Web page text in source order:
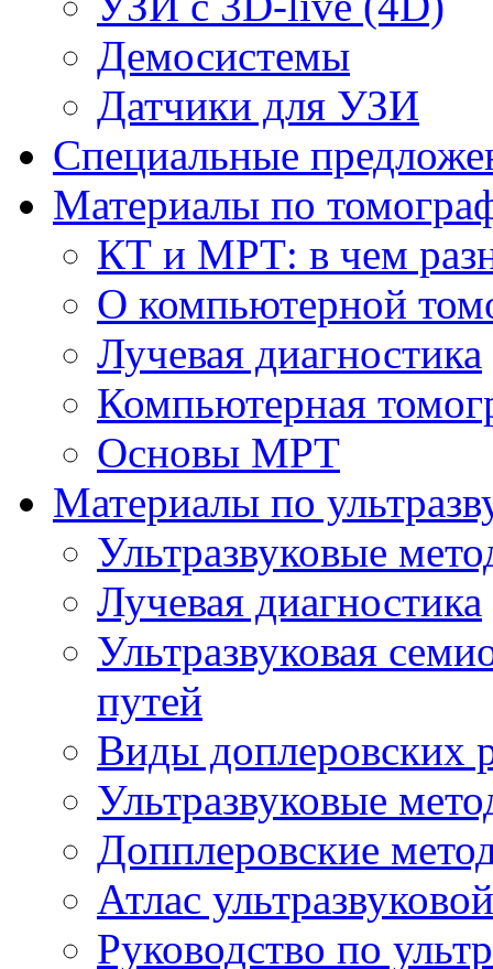
Демосистемы
Датчики для УЗИ
Cпециальные
Материалы по
КТ и МРТ: в чем
О компьютерной
Лучевая диагностика
Компьютерная
Основы МРТ
Материалы по
Ультразвуковые
Лучевая диагностика
Ультразвуковая
путей
Виды доплеровских
Ультразвуковые
Допплеровские
Атлас
Руководство по